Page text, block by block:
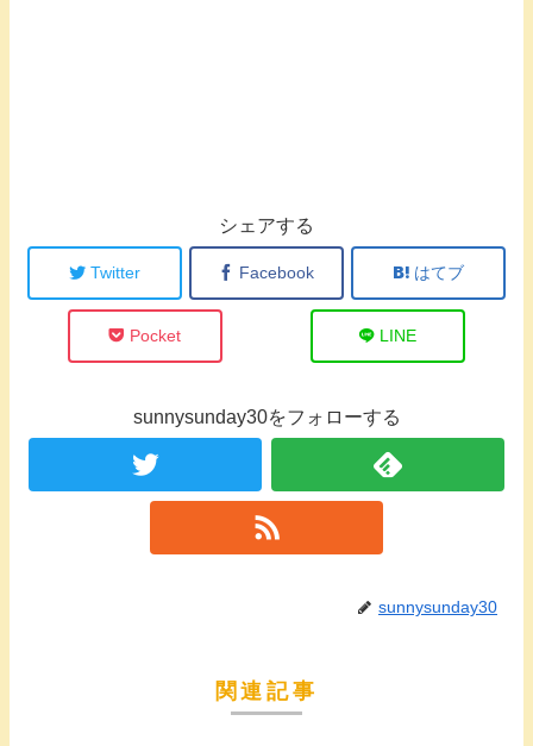
シェアする
Twitter Facebook はてブ
Pocket LINE
sunnysunday30をフォローする
sunnysunday30
関連記事